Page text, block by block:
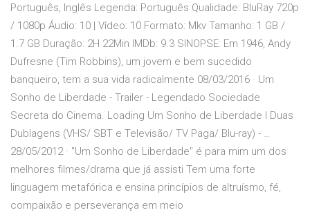
Português, Inglês Legenda: Português Qualidade: BluRay 720p
/ 1080p Áudio: 10 | Vídeo: 10 Formato: Mkv Tamanho: 1 GB /
1.7 GB Duração: 2H 22Min IMDb: 9.3 SINOPSE: Em 1946, Andy
Dufresne (Tim Robbins), um jovem e bem sucedido
banqueiro, tem a sua vida radicalmente 08/03/2016 · Um
Sonho de Liberdade - Trailer - Legendado Sociedade
Secreta do Cinema. Loading Um Sonho de Liberdade I Duas
Dublagens (VHS/ SBT e Televisão/ TV Paga/ Blu-ray) - …
28/05/2012 · "Um Sonho de Liberdade" é para mim um dos
melhores filmes/drama que já assisti Tem uma forte
linguagem metafórica e ensina princípios de altruísmo, fé,
compaixão e perseverança em meio